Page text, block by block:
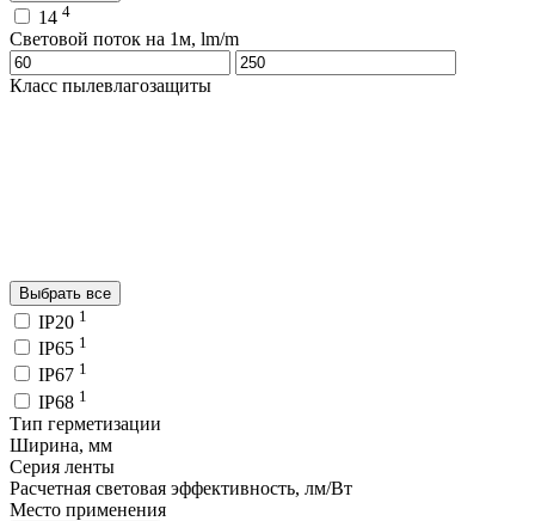
14 4
Световой поток на 1м, lm/m
Класс пылевлагозащиты
Выбрать все
IP20 1
IP65 1
IP67 1
IP68 1
Тип герметизации
Ширина, мм
Серия ленты
Расчетная световая эффективность, лм/Вт
Место применения